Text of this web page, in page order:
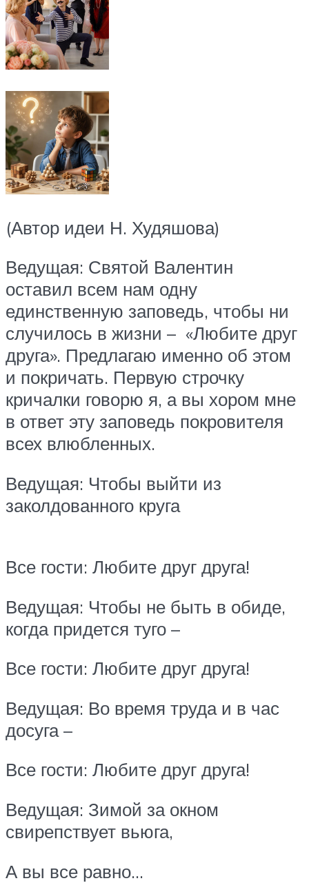
(Автор идеи Н. Худяшова)
Ведущая: Святой Валентин
оставил всем нам одну
единственную заповедь, чтобы ни
случилось в жизни – «Любите друг
друга». Предлагаю именно об этом
и покричать. Первую строчку
кричалки говорю я, а вы хором мне
в ответ эту заповедь покровителя
всех влюбленных.
Ведущая: Чтобы выйти из
заколдованного круга
Все гости: Любите друг друга!
Ведущая: Чтобы не быть в обиде,
когда придется туго –
Все гости: Любите друг друга!
Ведущая: Во время труда и в час
досуга –
Все гости: Любите друг друга!
Ведущая: Зимой за окном
свирепствует вьюга,
А вы все равно…